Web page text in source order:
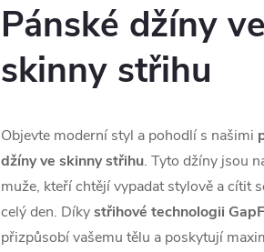
Pánské džíny ve
skinny střihu
Objevte moderní styl a pohodlí s našimi
džíny ve skinny střihu. Tyto džíny jsou
muže, kteří chtějí vypadat stylově a cítit
celý den. Díkystřihové technologii
přizpůsobí vašemu tělu a poskytují